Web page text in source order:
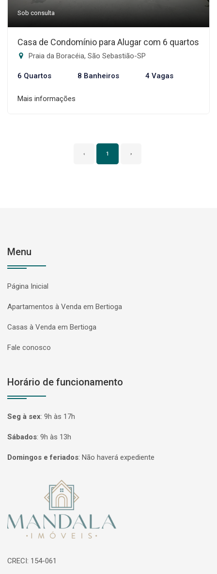
Sob consulta
Casa de Condomínio para Alugar com 6 quartos
Praia da Boracéia, São Sebastião-SP
6 Quartos 8 Banheiros 4 Vagas
Mais informações
‹ 1 ›
Menu
Página Inicial
Apartamentos à Venda em Bertioga
Casas à Venda em Bertioga
Fale conosco
Horário de funcionamento
Seg à sex: 9h às 17h
Sábados: 9h às 13h
Domingos e feriados: Não haverá expediente
Página inicial
CRECI: 154-061